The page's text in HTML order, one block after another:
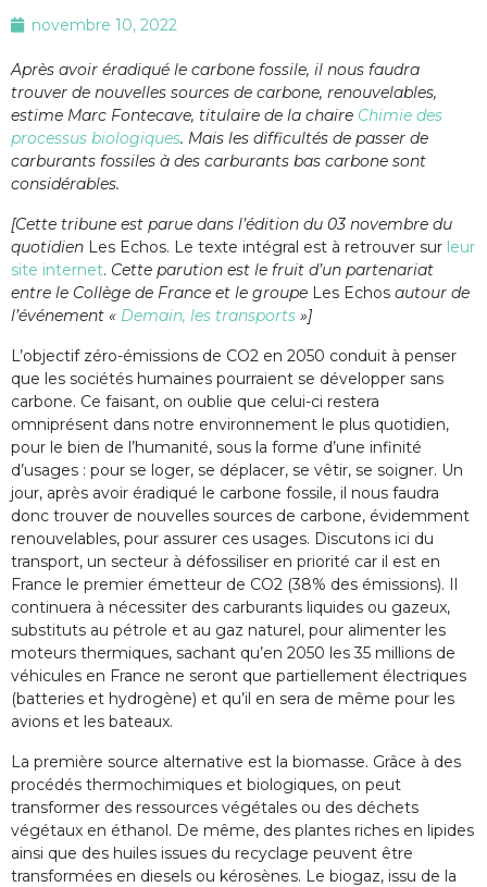
novembre 10, 2022
Après avoir éradiqué le carbone fossile, il nous faudra
trouver de nouvelles sources de carbone, renouvelables,
estime Marc Fontecave, titulaire de la chaire Chimie des
processus biologiques. Mais les difficultés de passer de
carburants fossiles à des carburants bas carbone sont
considérables.
[Cette tribune est parue dans l’édition du 03 novembre du
quotidien Les Echos. Le texte intégral est à retrouver sur leur
site internet. Cette parution est le fruit d’un partenariat
entre le Collège de France et le groupe Les Echos autour de
l’événement « Demain, les transports »]
L’objectif zéro-émissions de CO2 en 2050 conduit à penser
que les sociétés humaines pourraient se développer sans
carbone. Ce faisant, on oublie que celui-ci restera
omniprésent dans notre environnement le plus quotidien,
pour le bien de l’humanité, sous la forme d’une infinité
d’usages : pour se loger, se déplacer, se vêtir, se soigner. Un
jour, après avoir éradiqué le carbone fossile, il nous faudra
donc trouver de nouvelles sources de carbone, évidemment
renouvelables, pour assurer ces usages. Discutons ici du
transport, un secteur à défossiliser en priorité car il est en
France le premier émetteur de CO2 (38% des émissions). Il
continuera à nécessiter des carburants liquides ou gazeux,
substituts au pétrole et au gaz naturel, pour alimenter les
moteurs thermiques, sachant qu’en 2050 les 35 millions de
véhicules en France ne seront que partiellement électriques
(batteries et hydrogène) et qu’il en sera de même pour les
avions et les bateaux.
La première source alternative est la biomasse. Grâce à des
procédés thermochimiques et biologiques, on peut
transformer des ressources végétales ou des déchets
végétaux en éthanol. De même, des plantes riches en lipides
ainsi que des huiles issues du recyclage peuvent être
transformées en diesels ou kérosènes. Le biogaz, issu de la